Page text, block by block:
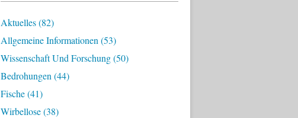
Aktuelles(82)
Allgemeine Informationen (53)
Wissenschaft Und Forschung(50)
Bedrohungen (44)
Fische(41)
Wirbellose(38)